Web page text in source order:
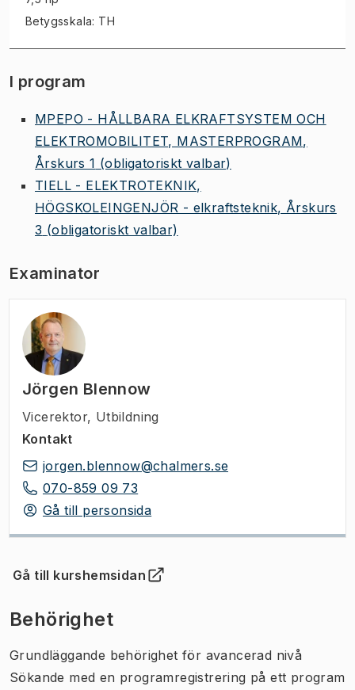
Betygsskala: TH
I program
MPEPO - HÅLLBARA ELKRAFTSYSTEM OCH
ELEKTROMOBILITET, MASTERPROGRAM,
Årskurs 1 (obligatoriskt valbar)
TIELL - ELEKTROTEKNIK,
HÖGSKOLEINGENJÖR - elkraftsteknik, Årskurs
3 (obligatoriskt valbar)
Examinator
Jörgen Blennow
Vicerektor, Utbildning
Kontakt
jorgen.blennow@chalmers.se
070-859 09 73
Gå till personsida
Gå till kurshemsidan
(Öppnas i ny flik)
Behörighet
Grundläggande behörighet för avancerad nivå
Sökande med en programregistrering på ett program